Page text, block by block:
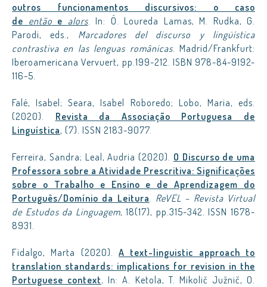
outros funcionamentos discursivos: o caso
de então e alors. In: Ó. Loureda Lamas, M. Rudka, G.
Parodi, eds., Marcadores del discurso y lingüística
contrastiva en las lenguas românicas. Madrid/Frankfurt:
Iberoamericana Vervuert, pp.199-212. ISBN 978-84-9192-
116-5.
Falé, Isabel; Seara, Isabel Roboredo; Lobo, Maria, eds.
(2020). Revista da Associação Portuguesa de
Linguística, (7). ISSN 2183-9077.
Ferreira, Sandra; Leal, Audria (2020). O Discurso de uma
Professora sobre a Atividade Prescritiva: Significações
sobre o Trabalho e Ensino e de Aprendizagem do
Português/Domínio da Leitura. ReVEL – Revista Virtual
de Estudos da Linguagem, 18(17), pp.315-342. ISSN 1678-
8931.
Fidalgo, Marta (2020). A text-linguistic approach to
translation standards: implications for revision in the
Portuguese context. In: A. Ketola, T. Mikolič Južnič, O.